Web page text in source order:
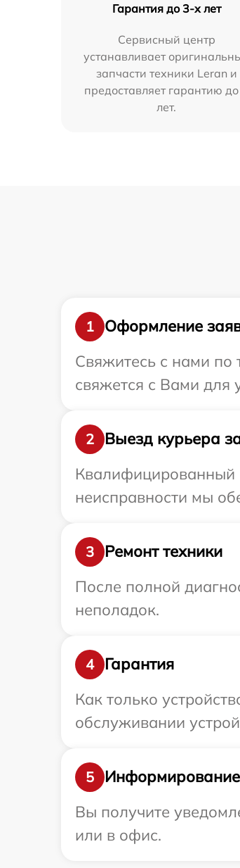
Гарантия до 3-х лет
Сервисный центр
устанавливает
запчасти техники Leran и
предоставляет гарантию
лет.
1
Оформление
Свяжитесь с нами по
свяжется с Вами для
2
Выезд курьера
Квалифицированный
неисправности мы
3
Ремонт техники
После полной
неполадок.
4
Гарантия
Как только
обслуживании
5
Информирование
Вы получите
или в офис.